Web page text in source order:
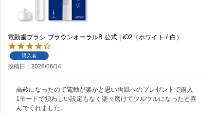
電動歯ブラシ ブラウンオーラルB 公式 | iO2（ホワイト / 白）
購入者
投稿日 2026/06/14
高齢になったので電動が楽かと思い両親へのプレゼントで購入
1モードで煩わしい設定もなく楽々磨けてツルツルになったと喜
んでくれました。